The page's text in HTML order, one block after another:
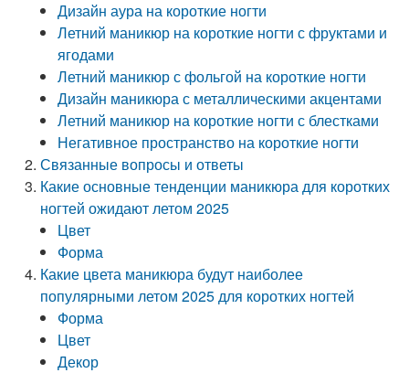
Дизайн аура на короткие ногти
Летний маникюр на короткие ногти с фруктами и
ягодами
Летний маникюр с фольгой на короткие ногти
Дизайн маникюра с металлическими акцентами
Летний маникюр на короткие ногти с блестками
Негативное пространство на короткие ногти
Связанные вопросы и ответы
Какие основные тенденции маникюра для коротких
ногтей ожидают летом 2025
Цвет
Форма
Какие цвета маникюра будут наиболее
популярными летом 2025 для коротких ногтей
Форма
Цвет
Декор